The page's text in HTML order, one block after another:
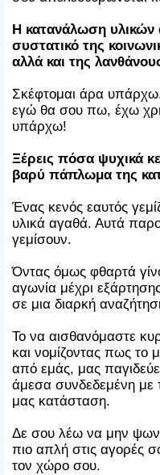
Η κατανάλωση υλικών
συστατικό της
αλλά και της
Σκέφτομαι άρα
εγώ θα σου πω, έχω
υπάρχω!
Ξέρεις πόσα ψυχικά
βαρύ πάπλωμα της
Ένας κενός εαυτός
υλικά αγαθά. Αυτά
γεμίσουν.
Όντας όμως φθαρτά
αγωνία μέχρι
σε μια διαρκή
Το να αισθανόμαστε
και νομίζοντας πως το
από εμάς, μας
άμεσα συνδεδεμένη με
μας κατάσταση.
Δε σου λέω να μην
πιο απλή στις αγορές
τον χώρο σου.